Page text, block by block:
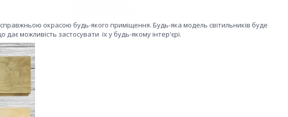
окрасою будь-якого приміщення. Будь-яка модель світильників буде
можливість застосувати їх у будь-якому інтер'єрі.